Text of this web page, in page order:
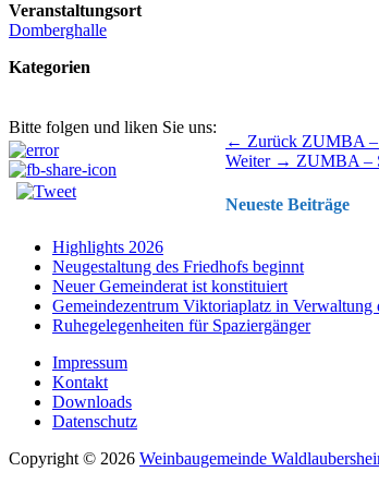
Veranstaltungsort
Domberghalle
Kategorien
Bitte folgen und liken Sie uns:
Beitragsnavigation ← Zurück
Beitrag:
ZUMBA
Weiter → Nächster
ZUMBA –
Neueste Beiträge
Highlights 2026
Neugestaltung des Friedhofs beginnt
Neuer Gemeinderat ist konstituiert
Gemeindezentrum Viktoriaplatz in Verwaltung
Ruhegelegenheiten für Spaziergänger
Impressum
Kontakt
Downloads
Datenschutz
Copyright © 2026 Weinbaugemeinde